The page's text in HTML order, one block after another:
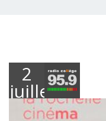
2
juillet
2019